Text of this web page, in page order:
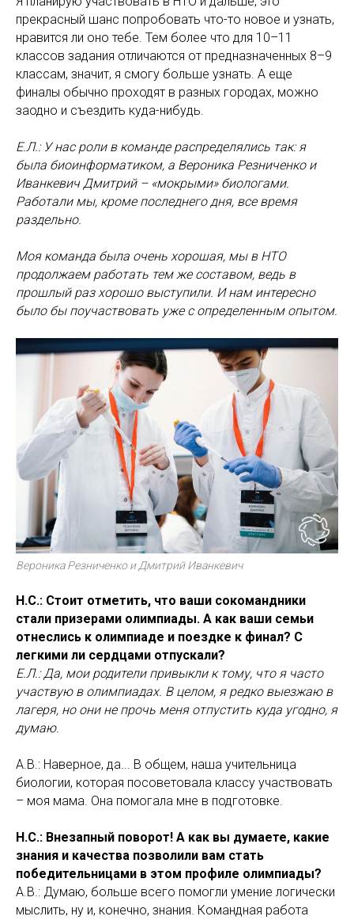
прекрасный шанс попробовать что-то новое и узнать,
нравится ли оно тебе. Тем более что для 10–11
классов задания отличаются от предназначенных 8–9
классам, значит, я смогу больше узнать. А еще
финалы обычно проходят в разных городах, можно
заодно и съездить куда-нибудь.
Е.Л.: У нас роли в команде распределялись так: я
была биоинформатиком, а Вероника Резниченко и
Иванкевич Дмитрий – «мокрыми» биологами.
Работали мы, кроме последнего дня, все время
раздельно.
Моя команда была очень хорошая, мы в НТО
продолжаем работать тем же составом, ведь в
прошлый раз хорошо выступили. И нам интересно
было бы поучаствовать уже с определенным опытом.
Вероника Резниченко и Дмитрий Иванкевич
Н.С.: Стоит отметить, что ваши сокомандники
стали призерами олимпиады. А как ваши семьи
отнеслись к олимпиаде и поездке к финал? С
легкими ли сердцами отпускали?
Е.Л.: Да, мои родители привыкли к тому, что я часто
участвую в олимпиадах. В целом, я редко выезжаю в
лагеря, но они не прочь меня отпустить куда угодно, я
думаю.
А.В.: Наверное, да... В общем, наша учительница
биологии, которая посоветовала классу участвовать
– моя мама. Она помогала мне в подготовке.
Н.С.: Внезапный поворот! А как вы думаете, какие
знания и качества позволили вам стать
победительницами в этом профиле олимпиады?
А.В.: Думаю, больше всего помогли умение логически
мыслить, ну и, конечно, знания. Командная работа